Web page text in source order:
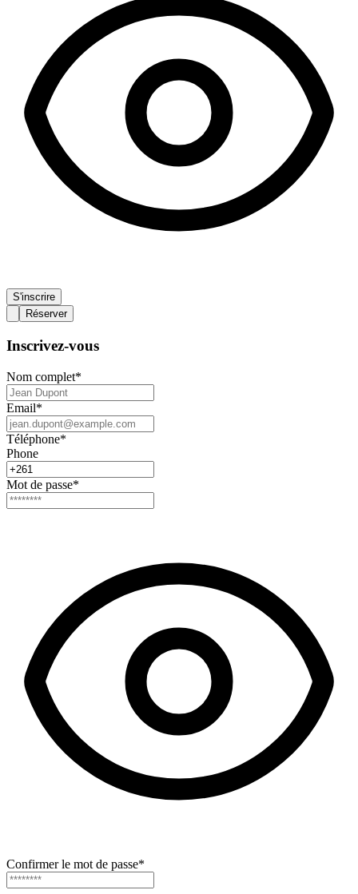
S'inscrire
Réserver
Inscrivez-vous
Nom complet*
Email*
Téléphone*
Phone
Mot de passe*
Confirmer le mot de passe*